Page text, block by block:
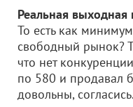
Реальная
То есть как
свободный рынок?
что нет
по 580 и продавал
довольны, согласись.